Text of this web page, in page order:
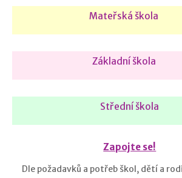
Mateřská škola
Základní škola
Střední škola
Zapojte se!
Dle požadavků a potřeb škol, dětí a